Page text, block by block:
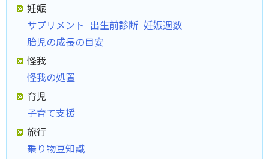
妊娠
サプリメント 出生前診断 妊娠週数
胎児の成長の目安
怪我
怪我の処置
育児
子育て支援
旅行
乗り物豆知識